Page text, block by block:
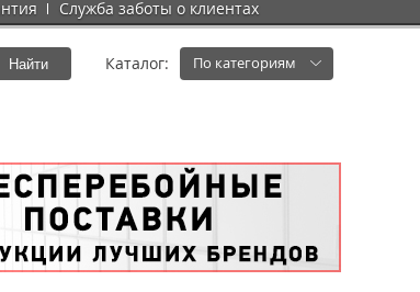
Служба заботы о клиентах
Найти Каталог: По категориям